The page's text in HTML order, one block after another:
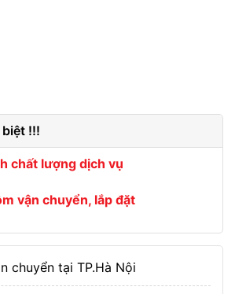
!!!
chất lượng dịch vụ
vận chuyển, lắp đặt
chuyển tại TP.Hà Nội